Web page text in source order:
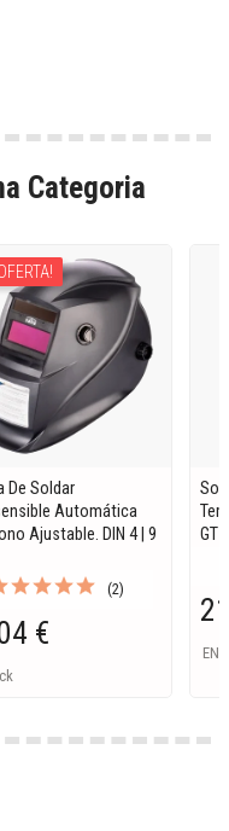
Categoria
De Soldar
Automática
Ajustable. DIN 4 | 9
(2)
€
EN